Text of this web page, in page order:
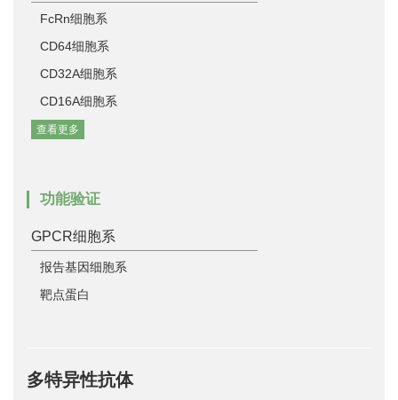
FcRn细胞系
CD64细胞系
CD32A细胞系
CD16A细胞系
查看更多
功能验证
GPCR细胞系
报告基因细胞系
靶点蛋白
多特异性抗体